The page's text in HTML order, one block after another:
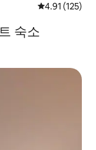
평점 4.91점(5
4.91 (125)
숙소